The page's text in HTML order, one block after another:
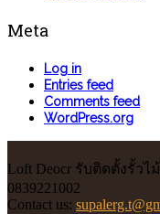
Meta
Log in
Entries feed
Comments feed
WordPress.org
Loft Deocr รับติดตั้งรั้วไ
0839221002
Contact us: